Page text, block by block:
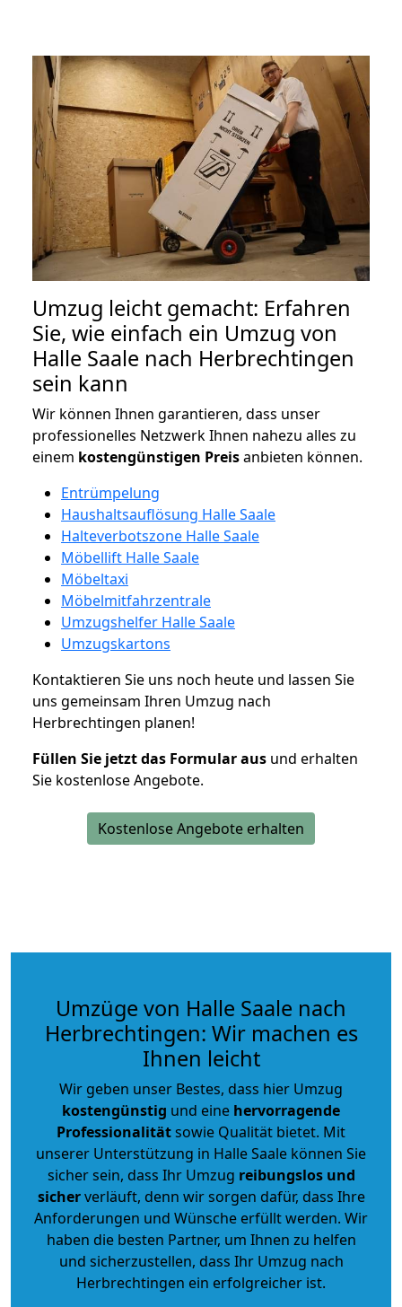
Umzug leicht gemacht: Erfahren
Sie, wie einfach ein Umzug von
Halle Saale nach Herbrechtingen
sein kann
Wir können Ihnen garantieren, dass unser
professionelles Netzwerk Ihnen nahezu alles zu
einem kostengünstigen Preisanbieten können.
Entrümpelung
Haushaltsauflösung Halle Saale
Halteverbotszone Halle Saale
Möbellift Halle Saale
Möbeltaxi
Möbelmitfahrzentrale
Umzugshelfer Halle Saale
Umzugskartons
Kontaktieren Sie uns noch heute und lassen Sie
uns gemeinsam Ihren Umzug nach
Herbrechtingen planen!
Füllen Sie jetzt das Formular aus und erhalten
Sie kostenlose Angebote.
Kostenlose Angebote erhalten
Umzüge von Halle Saale nach
Herbrechtingen: Wir machen es
Ihnen leicht
Wir geben unser Bestes, dass hier Umzug
kostengünstig und eine hervorragende
Professionalitätsowie Qualität bietet. Mit
unserer Unterstützung in Halle Saale können Sie
sicher sein, dass Ihr Umzug reibungslos und
sicherverläuft, denn wir sorgen dafür, dass Ihre
Anforderungen und Wünsche erfüllt werden. Wir
haben die besten Partner, um Ihnen zu helfen
und sicherzustellen, dass Ihr Umzug nach
Herbrechtingen ein erfolgreicher ist.